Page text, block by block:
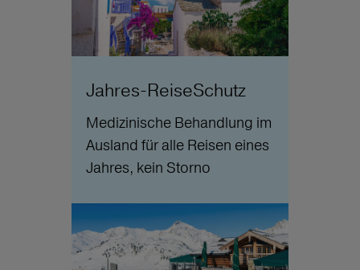
Jahres-ReiseSchutz
Medizinische Behandlung im
Ausland für alle Reisen eines
Jahres, kein Storno